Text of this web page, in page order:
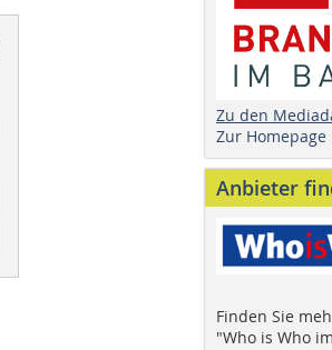
Zu den
Zur Homepage
Anbieter
Finden Sie
"Who is Who